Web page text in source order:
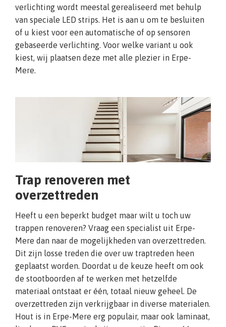
verlichting wordt meestal gerealiseerd met behulp
van speciale LED strips. Het is aan u om te besluiten
of u kiest voor een automatische of op sensoren
gebaseerde verlichting. Voor welke variant u ook
kiest, wij plaatsen deze met alle plezier in Erpe-
Mere.
Trap renoveren met
overzettreden
Heeft u een beperkt budget maar wilt u toch uw
trappen renoveren? Vraag een specialist uit Erpe-
Mere dan naar de mogelijkheden van overzettreden.
Dit zijn losse treden die over uw traptreden heen
geplaatst worden. Doordat u de keuze heeft om ook
de stootboorden af te werken met hetzelfde
materiaal ontstaat er één, totaal nieuw geheel. De
overzettreden zijn verkrijgbaar in diverse materialen.
Hout is in Erpe-Mere erg populair, maar ook laminaat,